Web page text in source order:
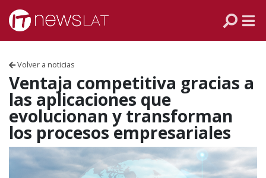
Skip to content
Volver a noticias
Ventaja competitiva gracias a
las aplicaciones que
evolucionan y transforman
los procesos empresariales
VENEZUELA
ECUADOR
PERÚ
CHILE